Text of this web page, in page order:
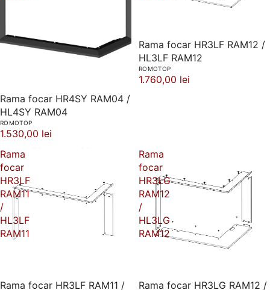
Rama focar HR4SY RAM04 /
HL4SY RAM04
ROMOTOP
1.530,00 lei
Rama focar HR3LF RAM12 /
HL3LF RAM12
ROMOTOP
1.760,00 lei
Rama
focar
HR3LF
RAM11
/
HL3LF
RAM11
Rama focar HR3LF RAM11 /
Rama
focar
HR3LG
RAM12
/
HL3LG
RAM12
Rama focar HR3LG RAM12 /